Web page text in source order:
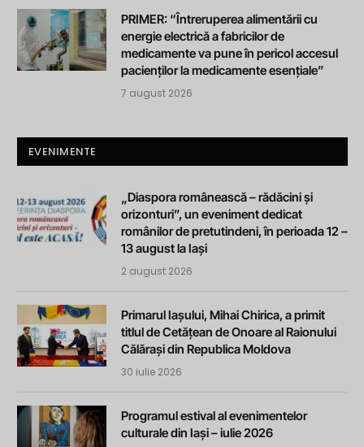
PRIMER: “Întreruperea alimentării cu
energie electrică a fabricilor de
medicamente va pune în pericol accesul
pacienților la medicamente esențiale”
7 august 2026
EVENIMENTE
„Diaspora românească – rădăcini și
orizonturi”, un eveniment dedicat
românilor de pretutindeni, în perioada 12 –
13 august la Iași
2 august 2026
Primarul Iașului, Mihai Chirica, a primit
titlul de Cetățean de Onoare al Raionului
Călărași din Republica Moldova
30 iulie 2026
Programul estival al evenimentelor
culturale din Iași – iulie 2026